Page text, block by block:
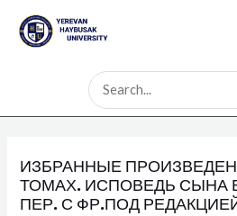
content
Search
for:
ИЗБРАННЫЕ
ТОМАХ. ИСПОВЕДЬ СЫНА
ПЕР. С ФР.ПОД
navigation